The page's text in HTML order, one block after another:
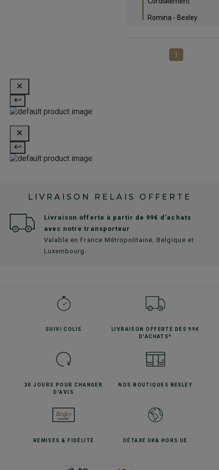
Romina - Bexley
1
LIVRAISON RELAIS OFFERTE
Livraison offerte à partir de 99€ d'achats
avec notre transporteur
Valable en France Métropolitaine, Belgique et
Luxembourg.
SUIVICOLIS LIVRAISON OFFERTE
DÈS 99€
D'ACHATS*
30 JOURS POURCHANGER
D'AVIS
NOS BOUTIQUES BEXLEY
REMISES& FIDÉLITÉ DÉTAXE UK& HORS UE